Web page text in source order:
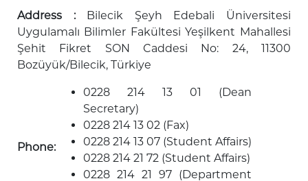
Address :Bilecik Şeyh Edebali Üniversitesi
Uygulamalı Bilimler Fakültesi Yeşilkent Mahallesi
Şehit Fikret SON Caddesi No: 24, 11300
Bozüyük/Bilecik, Türkiye
Phone:
0228 214 13 01 (Dean
Secretary)
0228 214 13 02 (Fax)
0228 214 13 07 (Student Affairs)
0228 214 21 72 (Student Affairs)
0228 214 21 97 (Department